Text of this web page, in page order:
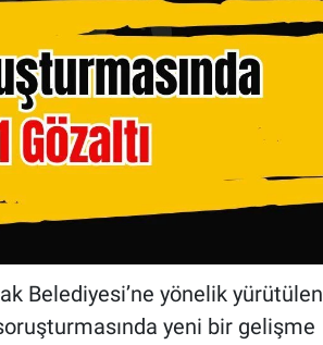
Belediyesi’ne yönelik yürütülen
yeni bir gelişme